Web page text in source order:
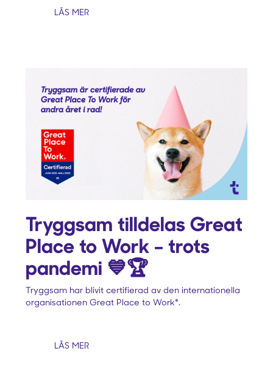
LÄS MER
Tryggsam tilldelas Great
Place to Work – trots
pandemi 💙🏆
Tryggsam har blivit certifierad av den internationella
organisationen Great Place to Work®.
LÄS MER